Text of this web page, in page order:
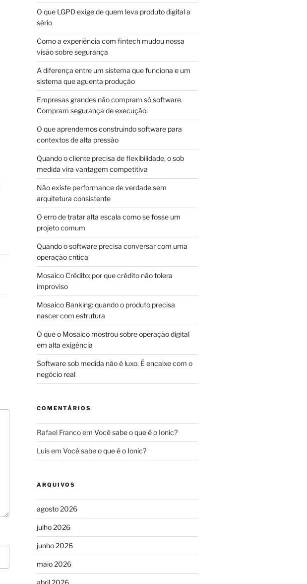
O que LGPD exige de quem leva produto digital a
sério
Como a experiência com fintech mudou nossa
visão sobre segurança
A diferença entre um sistema que funciona e um
sistema que aguenta produção
Empresas grandes não compram só software.
Compram segurança de execução.
O que aprendemos construindo software para
contextos de alta pressão
Quando o cliente precisa de flexibilidade, o sob
medida vira vantagem competitiva
Não existe performance de verdade sem
arquitetura consistente
O erro de tratar alta escala como se fosse um
projeto comum
Quando o software precisa conversar com uma
operação crítica
Mosaico Crédito: por que crédito não tolera
improviso
Mosaico Banking: quando o produto precisa
nascer com estrutura
O que o Mosaico mostrou sobre operação digital
em alta exigência
Software sob medida não é luxo. É encaixe com o
negócio real
COMENTÁRIOS
Rafael Francoem Você sabe o que é o Ionic?
Luisem Você sabe o que é o Ionic?
ARQUIVOS
agosto 2026
julho 2026
junho 2026
maio 2026